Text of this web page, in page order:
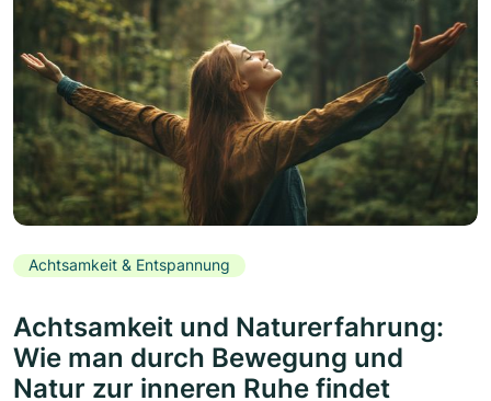
Achtsamkeit & Entspannung
Achtsamkeit und Naturerfahrung:
Wie man durch Bewegung und
Natur zur inneren Ruhe findet